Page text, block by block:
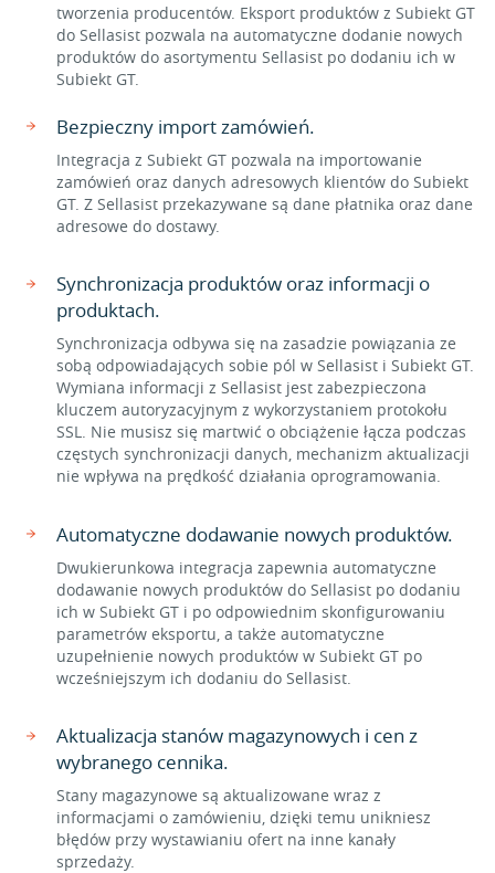
tworzenia producentów. Eksport produktów z Subiekt GT
do Sellasist pozwala na automatyczne dodanie nowych
produktów do asortymentu Sellasist po dodaniu ich w
Subiekt GT.
Bezpieczny import zamówień.
Integracja z Subiekt GT pozwala na importowanie
zamówień oraz danych adresowych klientów do Subiekt
GT. Z Sellasist przekazywane są dane płatnika oraz dane
adresowe do dostawy.
Synchronizacja produktów oraz informacji o
produktach.
Synchronizacja odbywa się na zasadzie powiązania ze
sobą odpowiadających sobie pól w Sellasist i Subiekt GT.
Wymiana informacji z Sellasist jest zabezpieczona
kluczem autoryzacyjnym z wykorzystaniem protokołu
SSL. Nie musisz się martwić o obciążenie łącza podczas
częstych synchronizacji danych, mechanizm aktualizacji
nie wpływa na prędkość działania oprogramowania.
Automatyczne dodawanie nowych produktów.
Dwukierunkowa integracja zapewnia automatyczne
dodawanie nowych produktów do Sellasist po dodaniu
ich w Subiekt GT i po odpowiednim skonfigurowaniu
parametrów eksportu, a także automatyczne
uzupełnienie nowych produktów w Subiekt GT po
wcześniejszym ich dodaniu do Sellasist.
Aktualizacja stanów magazynowych i cen z
wybranego cennika.
Stany magazynowe są aktualizowane wraz z
informacjami o zamówieniu, dzięki temu unikniesz
błędów przy wystawianiu ofert na inne kanały
sprzedaży.